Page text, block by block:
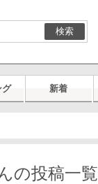
検索
グ 新着
の投稿一覧